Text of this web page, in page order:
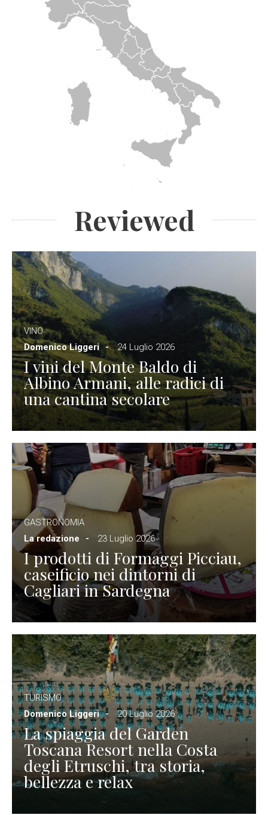
Reviewed
VINO
Domenico Liggeri
24 Luglio 2026
I vini del Monte Baldo di
Albino Armani, alle radici di
una cantina secolare
GASTRONOMIA
La redazione
23 Luglio 2026
I prodotti di Formaggi Picciau,
caseificio nei dintorni di
Cagliari in Sardegna
TURISMO
Domenico Liggeri
20 Luglio 2026
La spiaggia del Garden
Toscana Resort nella Costa
degli Etruschi, tra storia,
bellezza e relax